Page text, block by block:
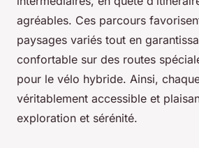
agréables. Ces parcours
paysages variés tout en
confortable sur des routes
pour le vélo hybride. Ainsi,
véritablement accessible et
exploration et sérénité.